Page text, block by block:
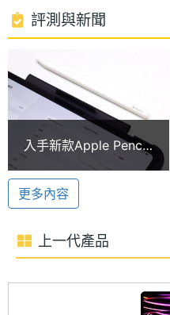
再生稀土元素製成，讓
完美平衡。顏色款式部
空黑色兩種選擇。
Apple M4 晶片
Apple iPad Pro 13
Fi 1TB 運行 iPadOS 17
片，具備 10 核心 CPU +
心神經網路引擎，支援硬
120GB/s 記憶體頻寬，
16GB RAM + 1TB
功能。
處理器
核心數
10
RAM記
憶體
ROM儲
存空間
1 TB
電池容
量
顯示螢幕
主螢幕
13 inch
評測與新聞
入手新款Apple Pencil
Pro無法配對怎麼辦？5
個實用技巧快速排除問
題
更多內容
上一代產品